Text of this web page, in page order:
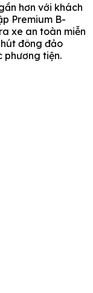
hơn với khách
Premium B-
xe an toàn miễn
đông đảo
phương tiện.